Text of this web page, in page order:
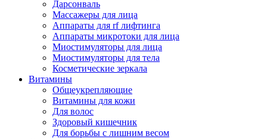
Дарсонваль
Массажеры для лица
Аппараты для rf лифтинга
Аппараты микротоки для лица
Миостимуляторы для лица
Миостимуляторы для тела
Косметические зеркала
Витамины
Общеукрепляющие
Витамины для кожи
Для волос
Здоровый кишечник
Для борьбы с лишним весом